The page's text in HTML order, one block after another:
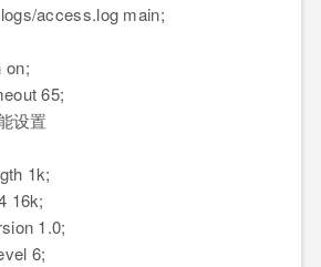
access.log main;
on;
65;
设置
1k;
16k;
1.0;
6;